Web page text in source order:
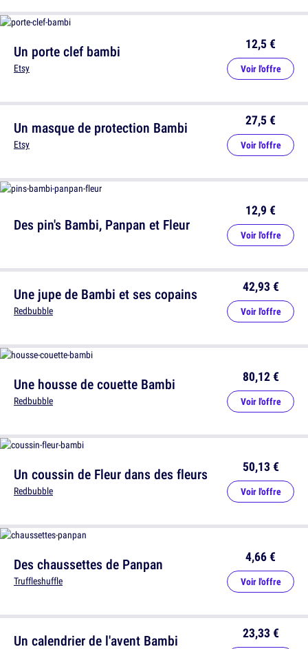
Un masque de protection Bambi
Etsy
27,5 €
Voir l'offre
Une jupe de Bambi et ses copains
Redbubble
42,93 €
Voir l'offre
Un coussin de Fleur dans des fleurs
Redbubble
50,13 €
Voir l'offre
Un calendrier de l'avent Bambi 23,33 €
Un porte clef bambi
Etsy
12,5 €
Voir l'offre
Des pin's Bambi, Panpan et Fleur
12,9 €
Voir l'offre
Une housse de couette Bambi
Redbubble
80,12 €
Voir l'offre
Des chaussettes de Panpan
Truffleshuffle
4,66 €
Voir l'offre